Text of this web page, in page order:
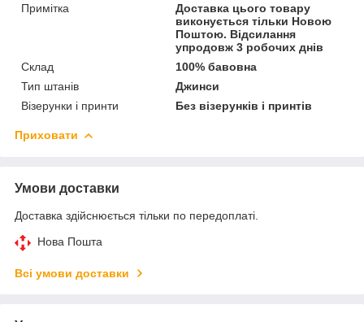
Примітка
Доставка цього товару
виконується тільки Новою
Поштою. Відсилання
упродовж 3 робочих днів
Склад
100% бавовна
Тип штанів
Джинси
Візерунки і принти
Без візерунків і принтів
Приховати
Умови доставки
Доставка здійснюється тільки по передоплаті.
Нова Пошта
Всі умови доставки